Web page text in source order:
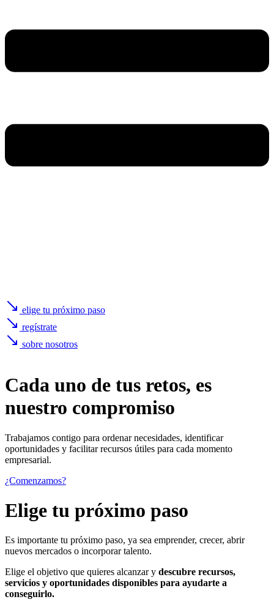
elige tu próximo paso
regístrate
sobre nosotros
Cada uno de tus retos, es
nuestro compromiso
Trabajamos contigo para ordenar necesidades, identificar
oportunidades y facilitar recursos útiles para cada momento
empresarial.
¿Comenzamos?
Elige tu próximo paso
Es importante tu próximo paso, ya sea emprender, crecer, abrir
nuevos mercados o incorporar talento.
Elige el objetivo que quieres alcanzar y descubre recursos,
servicios y oportunidades disponibles para ayudarte a
conseguirlo.